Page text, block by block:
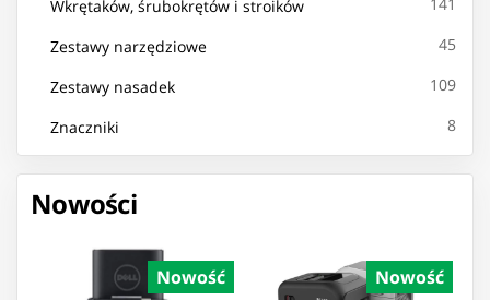
Wkrętaków, śrubokrętów i stroików
Zestawy narzędziowe 45
Zestawy nasadek 109
Znaczniki 8
Nowości
Nowość Nowość